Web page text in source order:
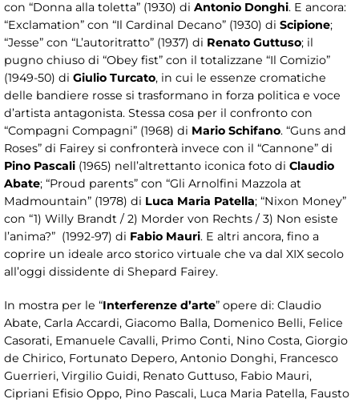
con “Donna alla toletta” (1930) di Antonio Donghi. E ancora:
“Exclamation” con “Il Cardinal Decano” (1930) di Scipione;
“Jesse” con “L’autoritratto” (1937) di Renato Guttuso; il
pugno chiuso di “Obey fist” con il totalizzane “Il Comizio”
(1949-50) di Giulio Turcato, in cui le essenze cromatiche
delle bandiere rosse si trasformano in forza politica e voce
d’artista antagonista. Stessa cosa per il confronto con
“Compagni Compagni” (1968) di Mario Schifano. “Guns and
Roses” di Fairey si confronterà invece con il “Cannone” di
Pino Pascali (1965) nell’altrettanto iconica foto di Claudio
Abate; “Proud parents” con “Gli Arnolfini Mazzola at
Madmountain” (1978) di Luca Maria Patella; “Nixon Money”
con “1) Willy Brandt / 2) Morder von Rechts / 3) Non esiste
l’anima?” (1992-97) di Fabio Mauri. E altri ancora, fino a
coprire un ideale arco storico virtuale che va dal XIX secolo
all’oggi dissidente di Shepard Fairey.
In mostra per le “Interferenze d’arte” opere di: Claudio
Abate, Carla Accardi, Giacomo Balla, Domenico Belli, Felice
Casorati, Emanuele Cavalli, Primo Conti, Nino Costa, Giorgio
de Chirico, Fortunato Depero, Antonio Donghi, Francesco
Guerrieri, Virgilio Guidi, Renato Guttuso, Fabio Mauri,
Cipriani Efisio Oppo, Pino Pascali, Luca Maria Patella, Fausto